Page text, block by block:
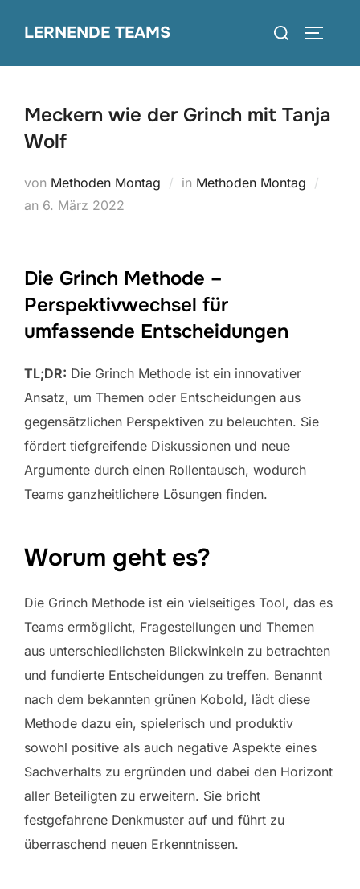
InhaltLERNENDE TEAMS
Suchen
Meckern wie der Grinch mit Tanja
Wolf
von Methoden Montag in Methoden Montag
an Veröffentlicht
6. März 2022
Die Grinch Methode –
Perspektivwechsel für
umfassende Entscheidungen
TL;DR: Die Grinch Methode ist ein innovativer
Ansatz, um Themen oder Entscheidungen aus
gegensätzlichen Perspektiven zu beleuchten. Sie
fördert tiefgreifende Diskussionen und neue
Argumente durch einen Rollentausch, wodurch
Teams ganzheitlichere Lösungen finden.
Worum geht es?
Die Grinch Methode ist ein vielseitiges Tool, das es
Teams ermöglicht, Fragestellungen und Themen
aus unterschiedlichsten Blickwinkeln zu betrachten
und fundierte Entscheidungen zu treffen. Benannt
nach dem bekannten grünen Kobold, lädt diese
Methode dazu ein, spielerisch und produktiv
sowohl positive als auch negative Aspekte eines
Sachverhalts zu ergründen und dabei den Horizont
aller Beteiligten zu erweitern. Sie bricht
festgefahrene Denkmuster auf und führt zu
überraschend neuen Erkenntnissen.